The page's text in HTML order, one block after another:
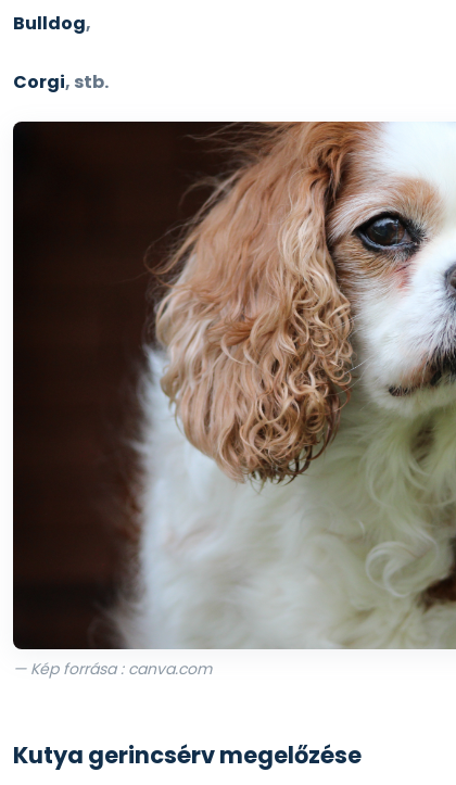
Bulldog,
Corgi, stb.
— Kép forrása : canva.com
Kutya gerincsérv megelőzése